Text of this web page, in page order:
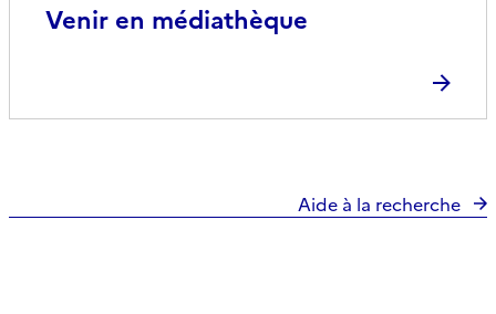
Venir en médiathèque
Aide à la recherche